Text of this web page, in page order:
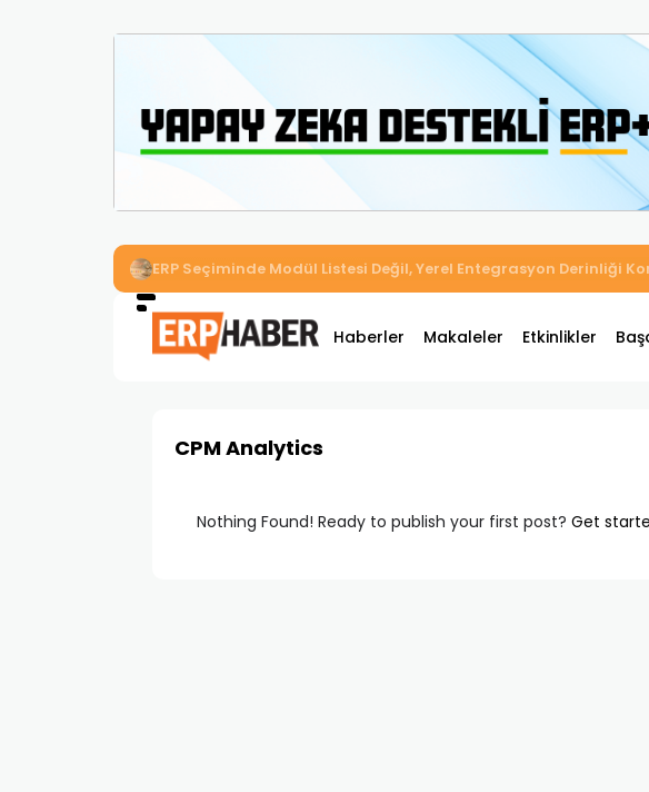
İkizler Aydınlatma, Workcube ERP ile Üretim, Satış ve
Haberler Makaleler Etkinlikler
CPM Analytics
Nothing Found! Ready to publish your first post? Get